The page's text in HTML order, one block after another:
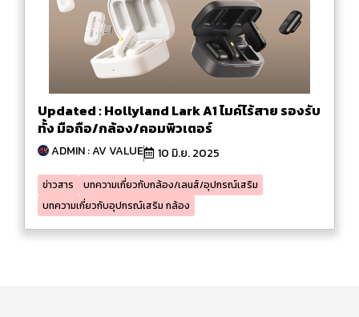
Updated : Hollyland Lark A1 ไมค์ไร้สาย รองรับ
ทั้ง มือถือ/กล้อง/คอมพิวเตอร์
ADMIN : AV VALUE 10 มิ.ย. 2025
ข่าวสาร
บทความเกี่ยวกับกล้อง/เลนส์/อุปกรณ์เสริม
บทความเกี่ยวกับอุปกรณ์เสริม กล้อง